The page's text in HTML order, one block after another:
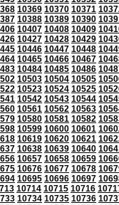
10369 10370 10371
10388 10389 10390
10407 10408 10409
10427 10428 10429
10446 10447 10448
10465 10466 10467
10484 10485 10486
10503 10504 10505
10523 10524 10525
10542 10543 10544
10561 10562 10563
10580 10581 10582
10599 10600 10601
10619 10620 10621
10638 10639 10640
10657 10658 10659
10676 10677 10678
10695 10696 10697
10714 10715 10716
10734 10735 10736